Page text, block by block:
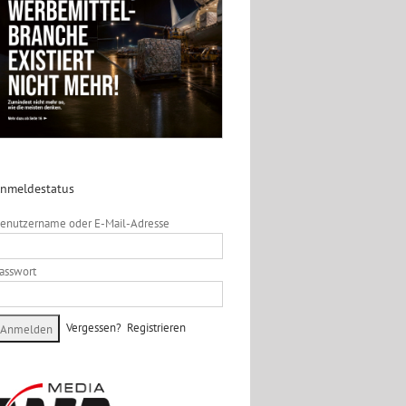
oder E-Mail-Adresse
Vergessen? Registrieren